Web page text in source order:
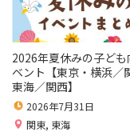
2026年夏休みの子ども
ベント【東京・横浜／
東海／関西】
2026年7月31日
関東, 東海